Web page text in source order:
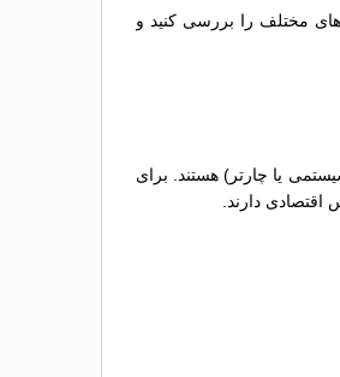
مختلف را بررسی کنید و
یا چارتر) هستند. برای
دارند.